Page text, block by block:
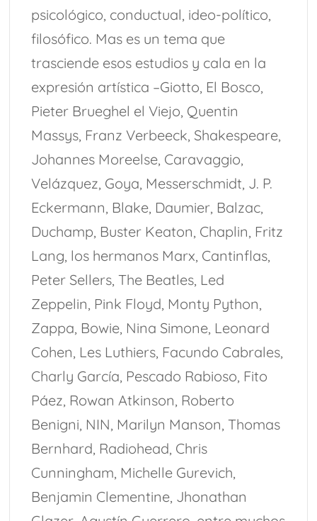
psicológico, conductual, ideo-político,
filosófico. Mas es un tema que
trasciende esos estudios y cala en la
expresión artística –Giotto, El Bosco,
Pieter Brueghel el Viejo, Quentin
Massys, Franz Verbeeck, Shakespeare,
Johannes Moreelse, Caravaggio,
Velázquez, Goya, Messerschmidt, J. P.
Eckermann, Blake, Daumier, Balzac,
Duchamp, Buster Keaton, Chaplin, Fritz
Lang, los hermanos Marx, Cantinflas,
Peter Sellers, The Beatles, Led
Zeppelin, Pink Floyd, Monty Python,
Zappa, Bowie, Nina Simone, Leonard
Cohen, Les Luthiers, Facundo Cabrales,
Charly García, Pescado Rabioso, Fito
Páez, Rowan Atkinson, Roberto
Benigni, NIN, Marilyn Manson, Thomas
Bernhard, Radiohead, Chris
Cunningham, Michelle Gurevich,
Benjamin Clementine, Jhonathan